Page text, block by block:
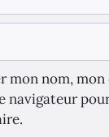
mon nom,
navigateur